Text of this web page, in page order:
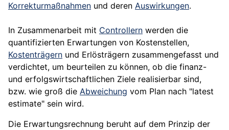
Korrekturmaßnahmen und deren Auswirkungen.
In Zusammenarbeit mit Controllern werden die
quantifizierten Erwartungen von Kostenstellen,
Kostenträgern und Erlösträgern zusammengefasst und
verdichtet, um beurteilen zu können, ob die finanz-
und erfolgswirtschaftlichen Ziele realisierbar sind,
bzw. wie groß die Abweichung vom Plan nach "latest
estimate" sein wird.
Die Erwartungsrechnung beruht auf dem Prinzip der